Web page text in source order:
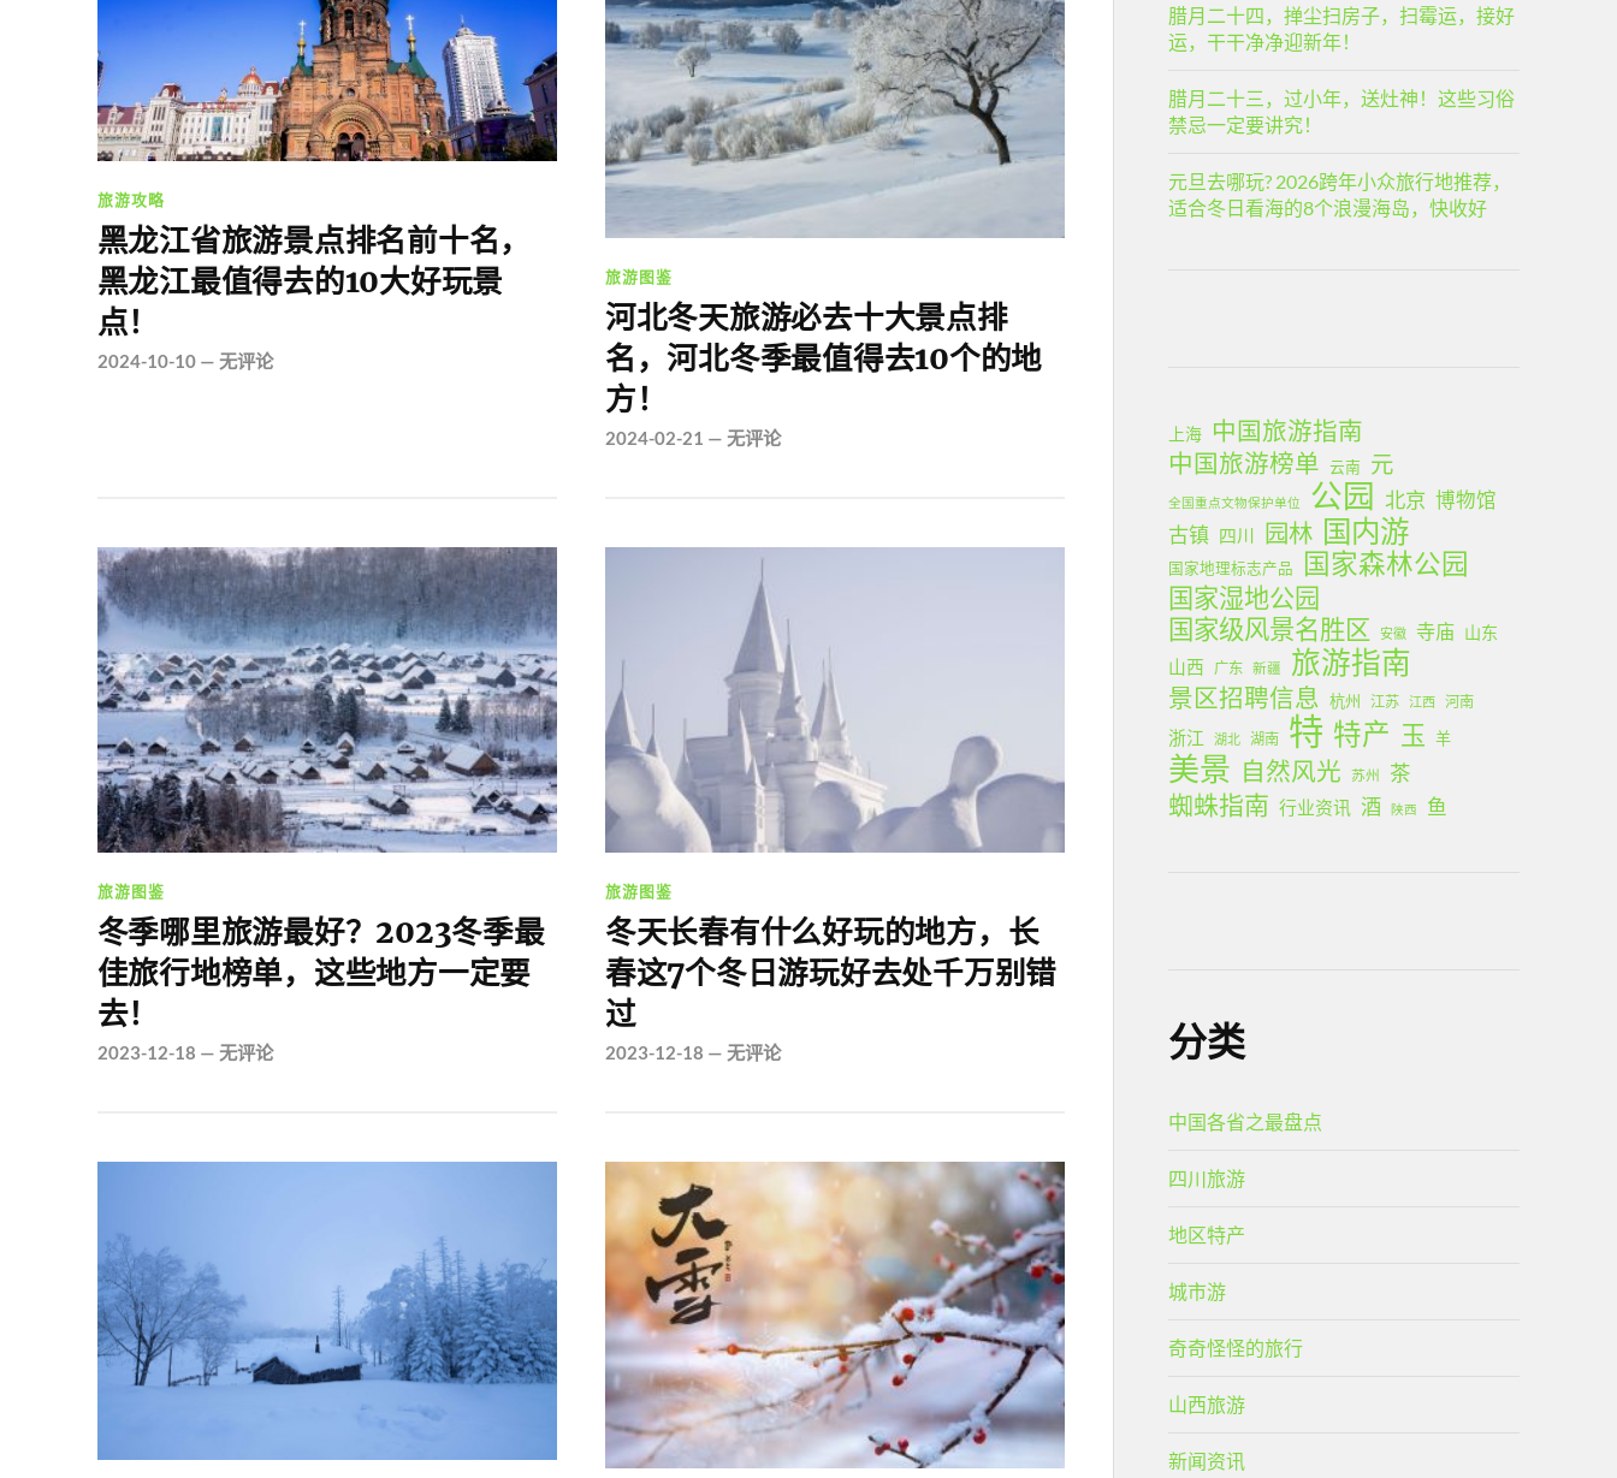
旅游攻略
黑龙江省旅游景点排名前十名，
黑龙江最值得去的10大好玩景
点！
2024-10-10— 无评论
旅游图鉴
河北冬天旅游必去十大景点排
名，河北冬季最值得去10个的地
方！
2024-02-21 — 无评论
旅游图鉴
冬季哪里旅游最好？2023冬季最
佳旅行地榜单，这些地方一定要
去！
2023-12-18 — 无评论
旅游图鉴
冬天长春有什么好玩的地方，长
春这7个冬日游玩好去处千万别错
过
2023-12-18 — 无评论
腊月二十四，掸尘扫房子，扫霉运，接好
运，干干净净迎新年！
腊月二十三，过小年，送灶神！这些习俗
禁忌一定要讲究！
元旦去哪玩? 2026跨年小众旅行地推荐，
适合冬日看海的8个浪漫海岛，快收好
上海
中国旅游指南
中国旅游榜单 云南 元
全国重点文物保护单位 公园 北京 博物馆
古镇 四川 园林 国内游
国家地理标志产品 国家森林公园
国家湿地公园
国家级风景名胜区
安徽 寺庙 山东
山西 广东 新疆 旅游指南
景区招聘信息 杭州 江苏 江西 河南
浙江 湖北 湖南 特 特产 玉 羊
美景 自然风光 苏州 茶
蜘蛛指南 行业资讯 酒 陕西 鱼
分类
中国各省之最盘点
四川旅游
地区特产
城市游
奇奇怪怪的旅行
山西旅游
新闻资讯